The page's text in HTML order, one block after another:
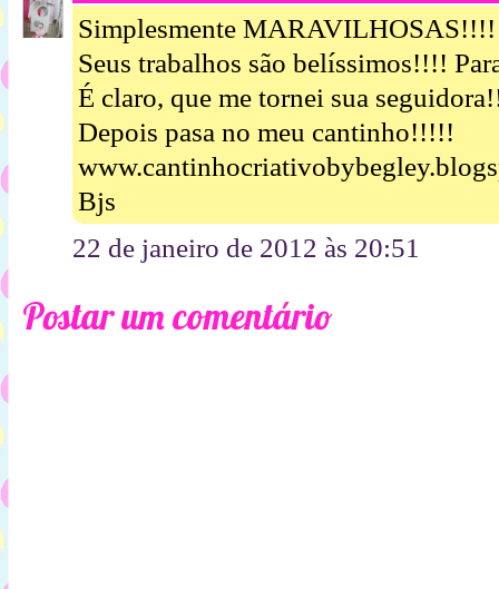
Simplesmente
Seus trabalhos são belíssimos!!!!
É claro, que me tornei sua
Depois pasa no meu cantinho!!!!!
Bjs
22 de janeiro de 2012 às 20:51
Postar um comentário